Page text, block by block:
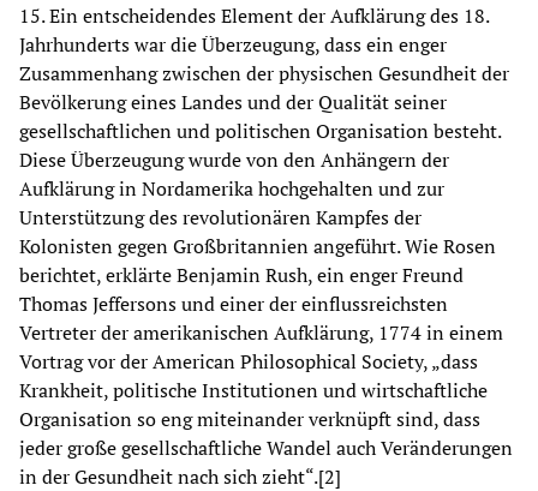
15. Ein entscheidendes Element der Aufklärung des 18.
Jahrhunderts war die Überzeugung, dass ein enger
Zusammenhang zwischen der physischen Gesundheit der
Bevölkerung eines Landes und der Qualität seiner
gesellschaftlichen und politischen Organisation besteht.
Diese Überzeugung wurde von den Anhängern der
Aufklärung in Nordamerika hochgehalten und zur
Unterstützung des revolutionären Kampfes der
Kolonisten gegen Großbritannien angeführt. Wie Rosen
berichtet, erklärte Benjamin Rush, ein enger Freund
Thomas Jeffersons und einer der einflussreichsten
Vertreter der amerikanischen Aufklärung, 1774 in einem
Vortrag vor der American Philosophical Society, „dass
Krankheit, politische Institutionen und wirtschaftliche
Organisation so eng miteinander verknüpft sind, dass
jeder große gesellschaftliche Wandel auch Veränderungen
in der Gesundheit nach sich zieht“.[2]